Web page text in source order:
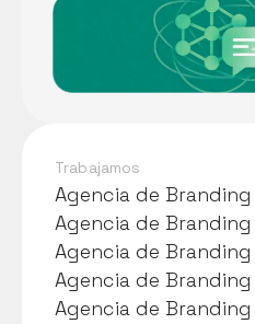
Trabajamos
Agencia de
Agencia de Branding
Agencia de
Agencia de Branding
Agencia de
Agencia de Branding
Agencia de
Agencia de Branding
Agencia de